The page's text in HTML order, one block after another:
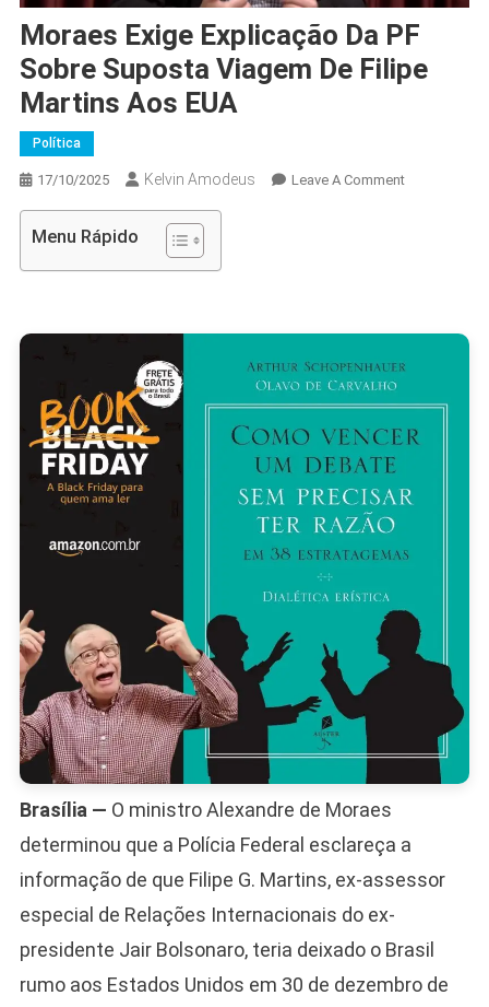
Moraes Exige Explicação Da PF
Sobre Suposta Viagem De Filipe
Martins Aos EUA
Política
17/10/2025 Kelvin Amodeus Leave A CommentOn
Sobre
De
Filipe
EUA
Menu Rápido
Brasília — O ministro Alexandre de Moraes
determinou que a Polícia Federal esclareça a
informação de que Filipe G. Martins, ex-assessor
especial de Relações Internacionais do ex-
presidente Jair Bolsonaro, teria deixado o Brasil
rumo aos Estados Unidos em 30 de dezembro de